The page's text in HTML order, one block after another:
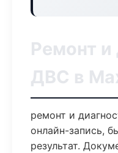
Ремонт и
ДВС в
ремонт и
онлайн-запись,
результат.